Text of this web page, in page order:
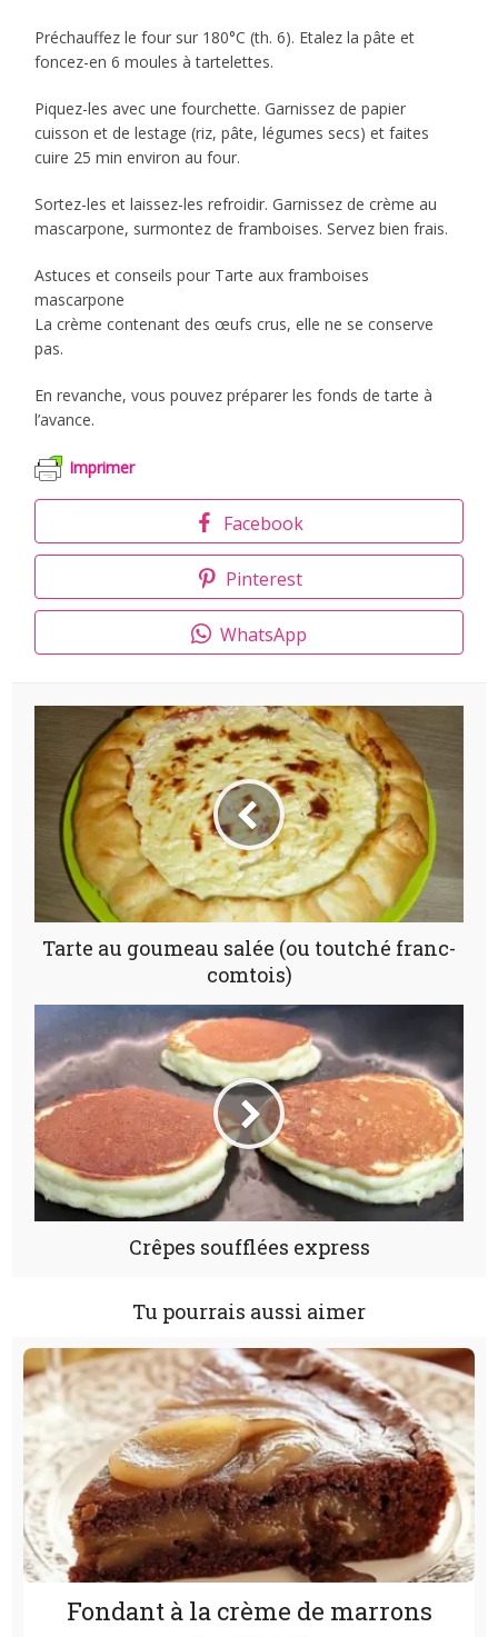
Préchauffez le four sur 180°C (th. 6). Etalez la pâte et
foncez-en 6 moules à tartelettes.
Piquez-les avec une fourchette. Garnissez de papier
cuisson et de lestage (riz, pâte, légumes secs) et faites
cuire 25 min environ au four.
Sortez-les et laissez-les refroidir. Garnissez de crème au
mascarpone, surmontez de framboises. Servez bien frais.
Astuces et conseils pour Tarte aux framboises
mascarpone
La crème contenant des œufs crus, elle ne se conserve
pas.
En revanche, vous pouvez préparer les fonds de tarte à
l’avance.
Imprimer
Facebook
Pinterest
WhatsApp
Tarte au goumeau salée (ou toutché franc-
comtois)
Crêpes soufflées express
Tu pourrais aussi aimer
Fondant à la crème de marrons